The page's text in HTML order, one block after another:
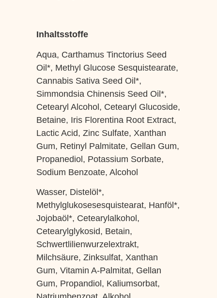
Inhaltsstoffe
Aqua, Carthamus Tinctorius Seed
Oil*, Methyl Glucose Sesquistearate,
Cannabis Sativa Seed Oil*,
Simmondsia Chinensis Seed Oil*,
Cetearyl Alcohol, Cetearyl Glucoside,
Betaine, Iris Florentina Root Extract,
Lactic Acid, Zinc Sulfate, Xanthan
Gum, Retinyl Palmitate, Gellan Gum,
Propanediol, Potassium Sorbate,
Sodium Benzoate, Alcohol
Wasser, Distelöl*,
Methylglukosesesquistearat, Hanföl*,
Jojobaöl*, Cetearylalkohol,
Cetearylglykosid, Betain,
Schwertlilienwurzelextrakt,
Milchsäure, Zinksulfat, Xanthan
Gum, Vitamin A-Palmitat, Gellan
Gum, Propandiol, Kaliumsorbat,